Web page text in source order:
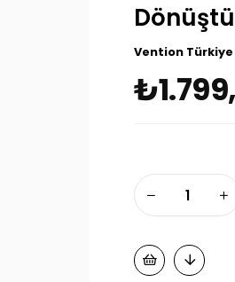
Vention